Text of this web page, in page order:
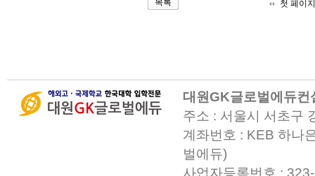
목록 첫 페이지
대원GK글로벌에듀
주소 : 서울시 서초구
계좌번호 : KEB 하나
벌에듀)
사업자등록번호 :